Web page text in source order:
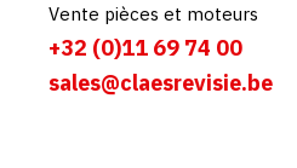
Vente pièces et moteurs
+32 (0)11 69 74 00
sales@claesrevisie.be